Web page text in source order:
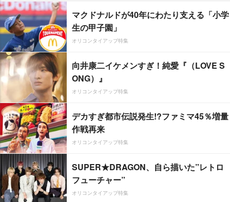
マクドナルドが40年にわたり支える「小学
生の甲子園」
オリコンタイアップ特集
向井康二イケメンすぎ！純愛『（LOVE S
ONG）』
オリコンタイアップ特集
デカすぎ都市伝説発生!?ファミマ45％増量
作戦再来
オリコンタイアップ特集
SUPER★DRAGON、自ら描いた”レトロ
フューチャー”
オリコンタイアップ特集